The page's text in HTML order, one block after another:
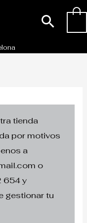
tienda
por motivos
a
o
654 y
gestionar tu